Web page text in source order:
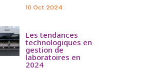
10 Oct 2024
Les tendances
technologiques en
gestion de
laboratoires en
2024